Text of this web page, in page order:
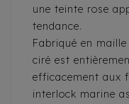
une teinte rose
tendance.
Fabriqué en
ciré est
efficacement aux
interlock marine